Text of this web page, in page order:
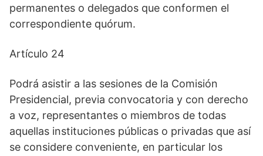
permanentes o delegados que conformen el
correspondiente quórum.
Artículo 24
Podrá asistir a las sesiones de la Comisión
Presidencial, previa convocatoria y con derecho
a voz, representantes o miembros de todas
aquellas instituciones públicas o privadas que así
se considere conveniente, en particular los